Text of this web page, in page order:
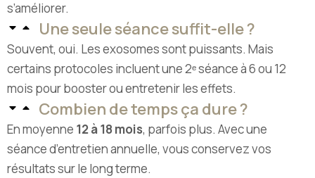
s’améliorer.
Une seule séance suffit-elle ?
Souvent, oui. Les exosomes sont puissants. Mais
certains protocoles incluent une 2ᵉ séance à 6 ou 12
mois pour booster ou entretenir les effets.
Combien de temps ça dure ?
En moyenne 12 à 18 mois, parfois plus. Avec une
séance d’entretien annuelle, vous conservez vos
résultats sur le long terme.